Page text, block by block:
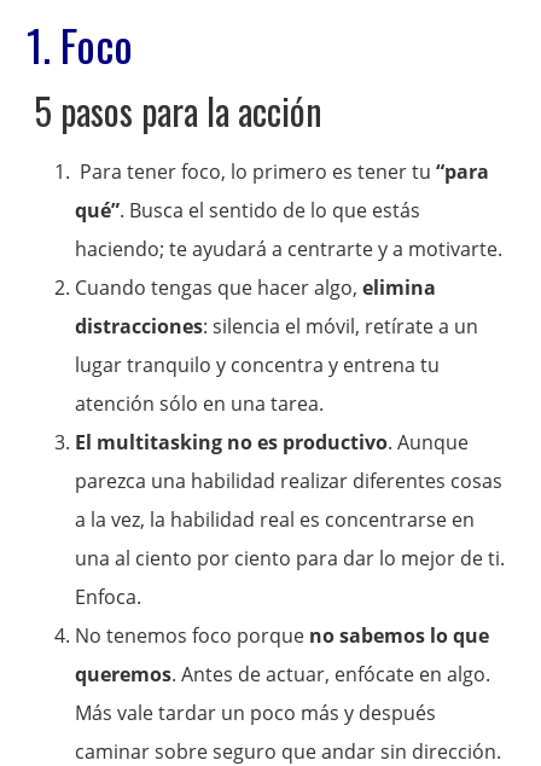
1. Foco
5 pasos para la acción
Para tener foco, lo primero es tener tu“para
qué”. Busca el sentido de lo que estás
haciendo; te ayudará a centrarte y a motivarte.
Cuando tengas que hacer algo,elimina
distracciones: silencia el móvil, retírate a un
lugar tranquilo y concentra y entrena tu
atención sólo en una tarea.
El multitasking no es productivo. Aunque
parezca una habilidad realizar diferentes cosas
a la vez, la habilidad real es concentrarse en
una al ciento por ciento para dar lo mejor de ti.
Enfoca.
No tenemos foco porque no sabemos lo que
queremos. Antes de actuar, enfócate en algo.
Más vale tardar un poco más y después
caminar sobre seguro que andar sin dirección.